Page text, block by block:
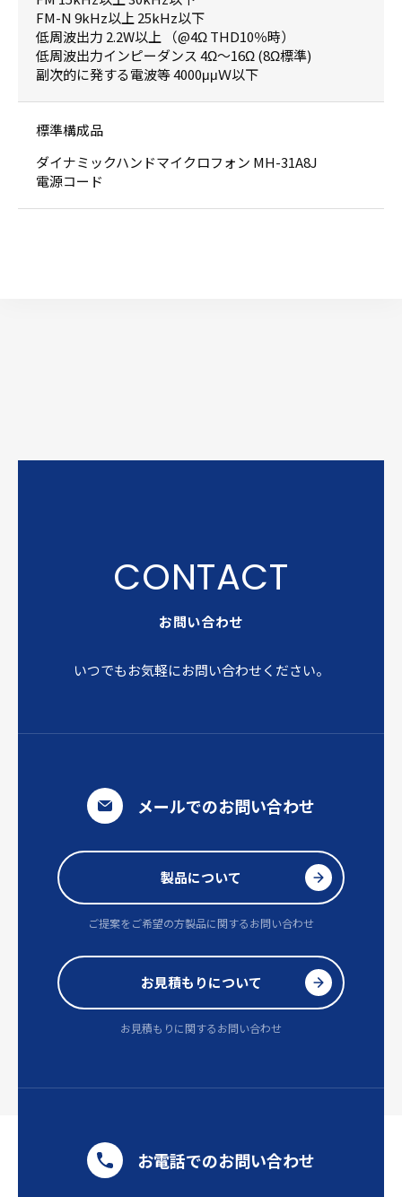
FM-N 9kHz以上 25kHz以下
低周波出力 2.2W以上 （@4Ω THD10％時）
低周波出力インピーダンス 4Ω～16Ω (8Ω標準)
副次的に発する電波等 4000μμＷ以下
標準構成品
ダイナミックハンドマイクロフォン MH-31A8J
電源コード
お問い合わせ
いつでもお気軽にお問い合わせください。
メールでのお問い合わせ
製品について
ご提案をご希望の方製品に関するお問い合わせ
お見積もりについて
お見積もりに関するお問い合わせ
お電話でのお問い合わせ